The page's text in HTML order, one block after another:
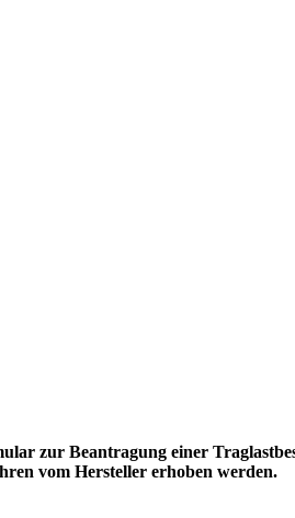
zur Beantragung einer
vom Hersteller erhoben werden.